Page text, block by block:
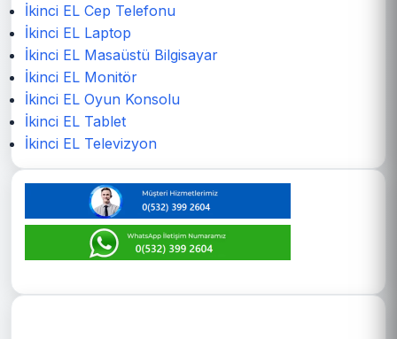
İkinci EL Cep Telefonu
İkinci EL Laptop
İkinci EL Masaüstü Bilgisayar
İkinci EL Monitör
İkinci EL Oyun Konsolu
İkinci EL Tablet
İkinci EL Televizyon